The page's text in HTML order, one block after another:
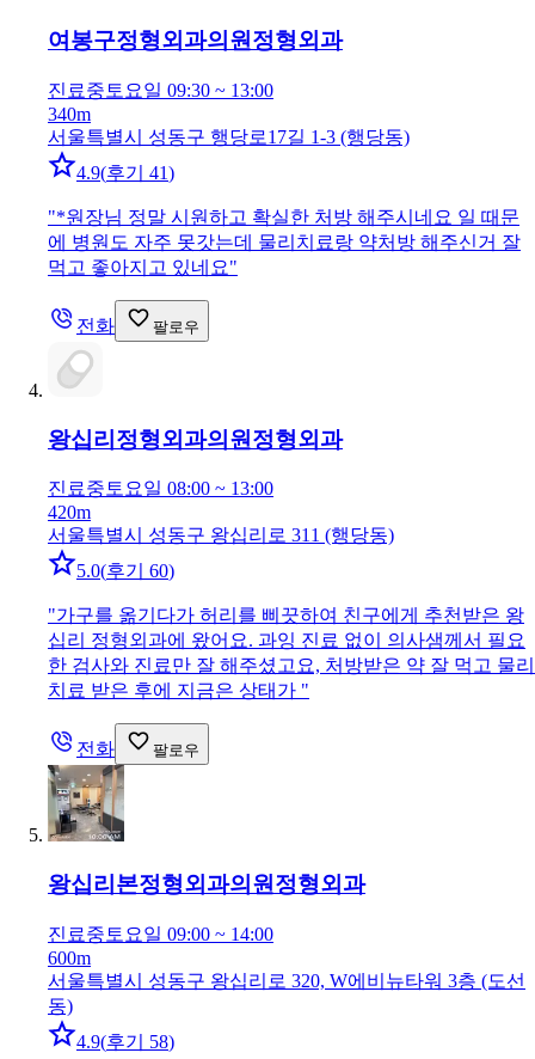
여봉구정형외과의원정형외과
진료중 토요일 09:30 ~ 13:00
340m
서울특별시 성동구 행당로17길 1-3 (행당동)
4.9(후기 41)
"*원장님 정말 시원하고 확실한 처방 해주시네요 일 때문
에 병원도 자주 못갓는데 물리치료랑 약처방 해주신거 잘
먹고 좋아지고 있네요"
전화 팔로우
왕십리정형외과의원 정형외과
진료중토요일 08:00 ~ 13:00
420m
서울특별시 성동구 왕십리로 311 (행당동)
5.0(후기 60)
"가구를 옮기다가 허리를 삐끗하여 친구에게 추천받은 왕
십리 정형외과에 왔어요. 과잉 진료 없이 의사샘께서 필요
한 검사와 진료만 잘 해주셨고요, 처방받은 약 잘 먹고 물리
치료 받은 후에 지금은 상태가 "
전화 팔로우
왕십리본정형외과의원 정형외과
진료중 토요일 09:00 ~ 14:00
600m
서울특별시 성동구 왕십리로 320, W에비뉴타워 3층 (도선
동)
4.9(후기 58)